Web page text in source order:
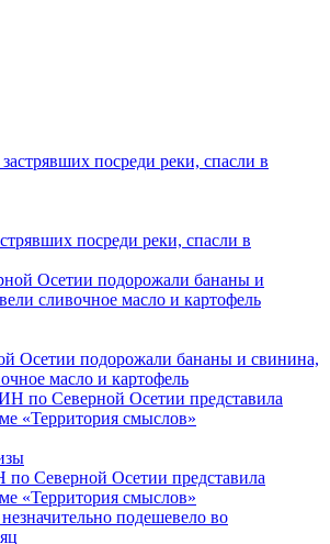
посреди реки, спасли в
Осетии подорожали бананы и свинина,
масло и картофель
Северной Осетии представила
«Территория смыслов»